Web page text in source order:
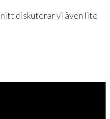
diskuterar vi även lite